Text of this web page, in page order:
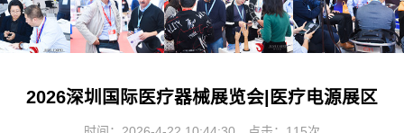
2026深圳国际医疗器械展览会|医疗电源展区